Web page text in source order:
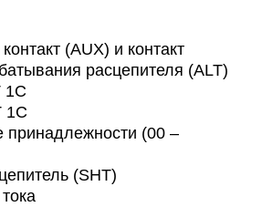
(AUX) и контакт
расцепителя (ALT)
1C
1C
принадлежности (00 –
(SHT)